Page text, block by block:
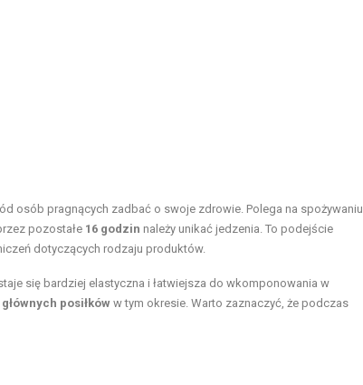
osób pragnących zadbać o swoje zdrowie. Polega na spożywaniu
pozostałe 16 godzin należy unikać jedzenia. To podejście
dotyczących rodzaju produktów.
się bardziej elastyczna i łatwiejsza do wkomponowania w
posiłkóww tym okresie. Warto zaznaczyć, że podczas